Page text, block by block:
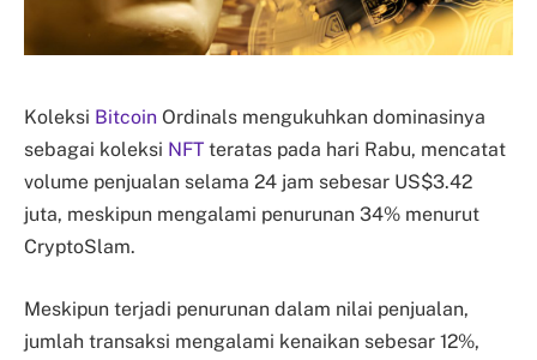
Koleksi Bitcoin Ordinals mengukuhkan dominasinya
sebagai koleksi NFT teratas pada hari Rabu, mencatat
volume penjualan selama 24 jam sebesar US$3.42
juta, meskipun mengalami penurunan 34% menurut
CryptoSlam.
Meskipun terjadi penurunan dalam nilai penjualan,
jumlah transaksi mengalami kenaikan sebesar 12%,